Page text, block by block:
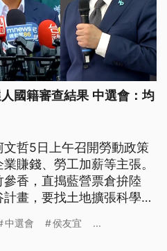
國籍審查結果 中選會：均
哲5日上午召開勞動政策
賺錢、勞工加薪等主張。
香，直搗藍營票倉拚陸
畫，要找土地擴張科學園
家園與國際趨勢背道而
中選會 侯友宜 ...